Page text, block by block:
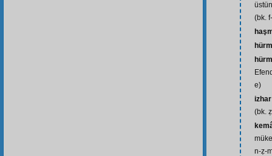
(bk.
e)
izhar
(bk.
n-ẓ-